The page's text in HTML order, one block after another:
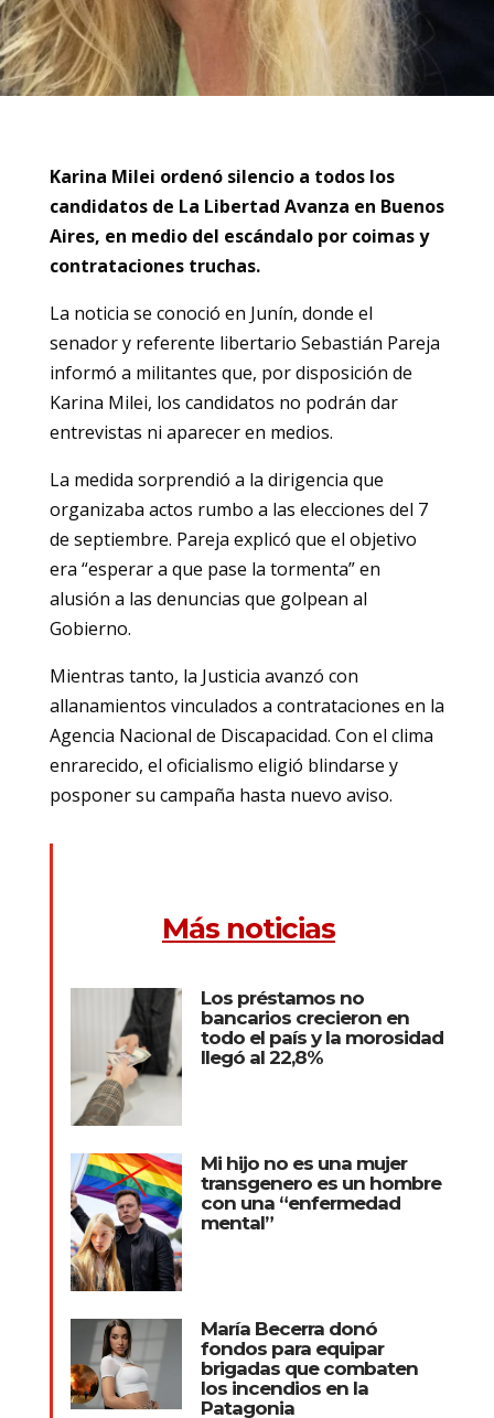
Karina Milei ordenó silencio a todos los
candidatos de La Libertad Avanza en Buenos
Aires, en medio del escándalo por coimas y
contrataciones truchas.
La noticia se conoció en Junín, donde el
senador y referente libertario Sebastián Pareja
informó a militantes que, por disposición de
Karina Milei, los candidatos no podrán dar
entrevistas ni aparecer en medios.
La medida sorprendió a la dirigencia que
organizaba actos rumbo a las elecciones del 7
de septiembre. Pareja explicó que el objetivo
era “esperar a que pase la tormenta” en
alusión a las denuncias que golpean al
Gobierno.
Mientras tanto, la Justicia avanzó con
allanamientos vinculados a contrataciones en la
Agencia Nacional de Discapacidad. Con el clima
enrarecido, el oficialismo eligió blindarse y
posponer su campaña hasta nuevo aviso.
Más noticias
Los préstamos no
bancarios crecieron en
todo el país y la morosidad
llegó al 22,8%
Mi hijo no es una mujer
transgenero es un hombre
con una “enfermedad
mental”
María Becerra donó
fondos para equipar
brigadas que combaten
los incendios en la
Patagonia